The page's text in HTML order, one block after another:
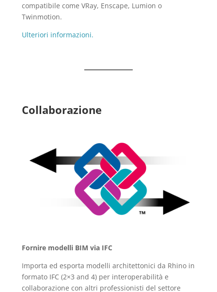
compatibile come VRay, Enscape, Lumion o
Twinmotion.
Ulteriori informazioni.
Collaborazione
Fornire modelli BIM via IFC
Importa ed esporta modelli architettonici da Rhino in
formato IFC (2×3 and 4) per interoperabilità e
collaborazione con altri professionisti del settore